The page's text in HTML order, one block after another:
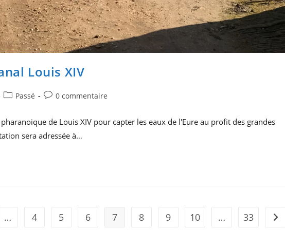
Louis XIV
PostPassé
Commentaires
publication :
0 commentaire
de Louis XIV pour capter les eaux de l'Eure au profit des grandes
sera adressée à…
page
… 4 5 6 7 8 9 10 … 33